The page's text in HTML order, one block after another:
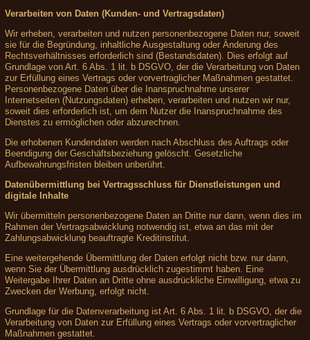
Verarbeiten von Daten (Kunden- und Vertragsdaten)
Wir erheben, verarbeiten und nutzen personenbezogene Daten nur, soweit
sie für die Begründung, inhaltliche Ausgestaltung oder Änderung des
Rechtsverhältnisses erforderlich sind (Bestandsdaten). Dies erfolgt auf
Grundlage von Art. 6 Abs. 1 lit. b DSGVO, der die Verarbeitung von Daten
zur Erfüllung eines Vertrags oder vorvertraglicher Maßnahmen gestattet.
Personenbezogene Daten über die Inanspruchnahme unserer
Internetseiten (Nutzungsdaten) erheben, verarbeiten und nutzen wir nur,
soweit dies erforderlich ist, um dem Nutzer die Inanspruchnahme des
Dienstes zu ermöglichen oder abzurechnen.
Die erhobenen Kundendaten werden nach Abschluss des Auftrags oder
Beendigung der Geschäftsbeziehung gelöscht. Gesetzliche
Aufbewahrungsfristen bleiben unberührt.
Datenübermittlung bei Vertragsschluss für Dienstleistungen und
digitale Inhalte
Wir übermitteln personenbezogene Daten an Dritte nur dann, wenn dies im
Rahmen der Vertragsabwicklung notwendig ist, etwa an das mit der
Zahlungsabwicklung beauftragte Kreditinstitut.
Eine weitergehende Übermittlung der Daten erfolgt nicht bzw. nur dann,
wenn Sie der Übermittlung ausdrücklich zugestimmt haben. Eine
Weitergabe Ihrer Daten an Dritte ohne ausdrückliche Einwilligung, etwa zu
Zwecken der Werbung, erfolgt nicht.
Grundlage für die Datenverarbeitung ist Art. 6 Abs. 1 lit. b DSGVO, der die
Verarbeitung von Daten zur Erfüllung eines Vertrags oder vorvertraglicher
Maßnahmen gestattet.